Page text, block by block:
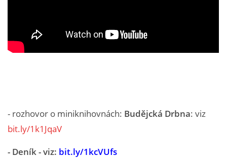
FREE WIFI
PODĚKOVÁNÍ
- rozhovor o miniknihovnách: Budějcká Drbna: viz
bit.ly/1k1JqaV
- Deník - viz: bit.ly/1kcVUfs